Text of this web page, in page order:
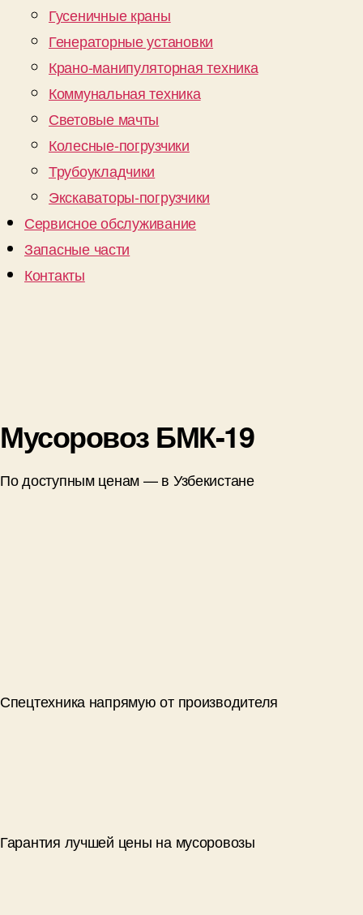
Гусеничные краны
Генераторные установки
Крано-манипуляторная техника
Коммунальная техника
Световые мачты
Колесные-погрузчики
Трубоукладчики
Экскаваторы-погрузчики
Сервисное обслуживание
Запасные части
Контакты
Мусоровоз БМК-19
По доступным ценам — в Узбекистане
Спецтехника напрямую от производителя
Гарантия лучшей цены на мусоровозы